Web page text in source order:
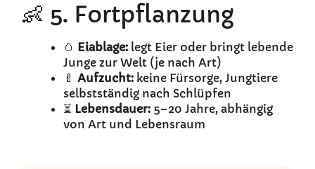
👶 5. Fortpflanzung
🥚 Eiablage: legt Eier oder bringt lebende
Junge zur Welt (je nach Art)
🍼 Aufzucht: keine Fürsorge, Jungtiere
selbstständig nach Schlüpfen
⏳ Lebensdauer: 5–20 Jahre, abhängig
von Art und Lebensraum